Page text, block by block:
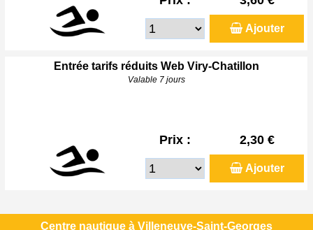
Ajouter
Entrée tarifs réduits Web Viry-Chatillon
Valable 7 jours
Prix : 2,30 €
Ajouter
Centre nautique à Villeneuve-Saint-Georges